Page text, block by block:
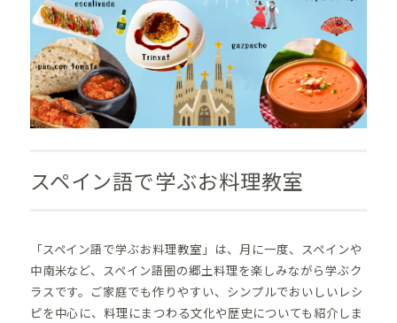
スペイン語で学ぶお料理教室
「スペイン語で学ぶお料理教室」は、月に一度、スペインや
中南米など、スペイン語圏の郷土料理を楽しみながら学ぶク
ラスです。 ご家庭でも作りやすい、シンプルでおいしいレシ
ピを中心に、料理にまつわる文化や歴史についても紹介しま